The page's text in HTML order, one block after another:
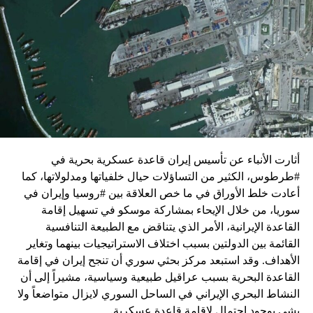
واشنطن للدفع بالمفاوضات والتوصل إلى اتفاق لوقف لإطلاق
النار في غزة.
ويبدو أن نتنياهو استبق زيارة بلينكن لإسرائيل بالتأكيد على أن
الضغوط يجب أن تتوجه إلى حماس، وليس على حكومته.
كما وقال بيان من مكتب نتنياهو إنه مصر على بقاء القوات
الإسرائيلية في محور فيلادلفيا “لمنع الإرهابيين من إعادة
التسلح”.
وفي هذا السياق، قال الكاتب والباحث السياسي الفلسطيني
جمال زقوت في حديث لـ”سكاي نيوز عربية”:
حماس ليست عقبة في المفاوضات وأي حديث من هذا
القبيل تجني على الموقف الفلسطيني.
المعضلة الأساسية هي أن نتنياهو يعرض المجتمع
الإسرائيلي والمنطقة للخطر.
حماس وافقت على الإطار الرئيسي الذي قدمه جو بايدن
أثارت الأنباء عن تأسيس إيران قاعدة عسكرية بحرية في
#طرطوس، الكثير من التساؤلات حيال خلفياتها ومدلولاتها، كما
أعادت خلط الأوراق في ما خص العلاقة بين #روسيا وإيران في
سوريا، من خلال الإيحاء بمشاركة موسكو في تسهيل إقامة
القاعدة الإيرانية، الأمر الذي يتناقض مع الطبيعة التنافسية
القائمة بين الدولتين بسبب اختلاف الاستراتيجيات بينهما وتغاير
الأهداف. وقد استبعد مركز بحثي سوري أن تنجح إيران في إقامة
القاعدة البحرية بسبب عراقيل طبيعية وسياسية، مشيراً إلى أن
النشاط البحري الإيراني في الساحل السوري لايزال متواضعاً ولا